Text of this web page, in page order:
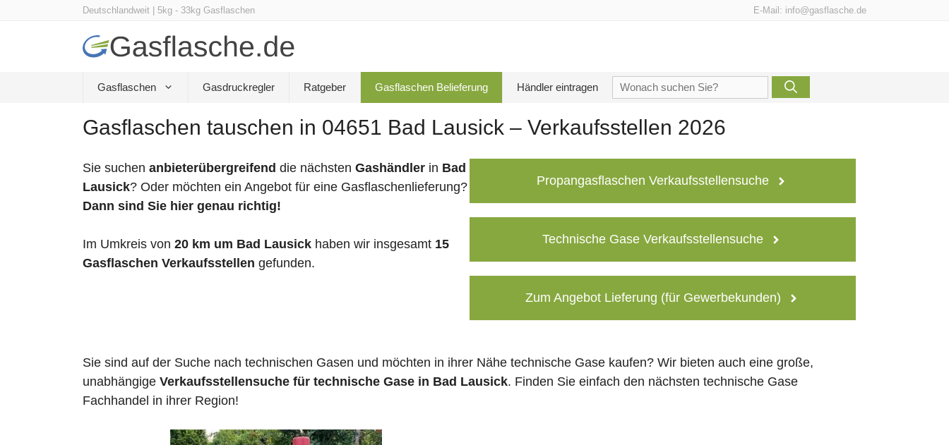
E-Mail: info@gasflasche.de
Deutschlandweit | 5kg - 33kg Gasflaschen
Gasflaschen Gasdruckregler Ratgeber Gasflaschen Belieferung Händler eintragen
Suche
Gasflaschen tauschen in 04651 Bad Lausick – Verkaufsstellen 2026
Sie suchen anbieterübergreifend die nächsten Gashändler in Bad
Lausick? Oder möchten ein Angebot für eine Gasflaschenlieferung?
Dann sind Sie hier genau richtig!
Im Umkreis von 20 km um Bad Lausick haben wir insgesamt 15
Gasflaschen Verkaufsstellen gefunden.
Propangasflaschen Verkaufsstellensuche
Technische Gase Verkaufsstellensuche
Zum Angebot Lieferung (für Gewerbekunden)
Sie sind auf der Suche nach technischen Gasen und möchten in ihrer Nähe technische Gase kaufen? Wir bieten auch eine große,
unabhängige Verkaufsstellensuche für technische Gase in Bad Lausick. Finden Sie einfach den nächsten technische Gase
Fachhandel in ihrer Region!